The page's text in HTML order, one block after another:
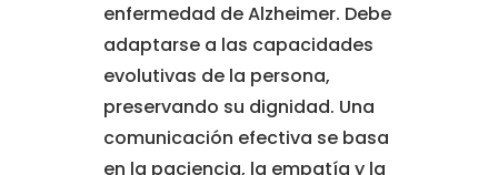
enfermedad de Alzheimer. Debe
adaptarse a las capacidades
evolutivas de la persona,
preservando su dignidad. Una
comunicación efectiva se basa
en la paciencia, la empatía y la